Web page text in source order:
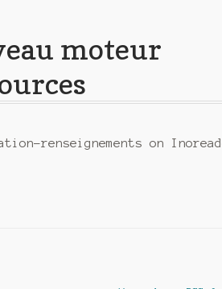
moteur
renseignements on